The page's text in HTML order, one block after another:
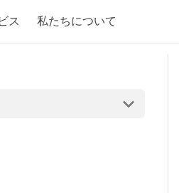
ス 私たちについて